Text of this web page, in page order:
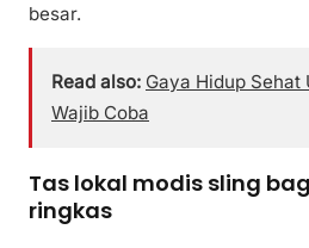
besar.
Read also: Gaya Hidup Sehat
Wajib Coba
Tas lokal modis sling
ringkas